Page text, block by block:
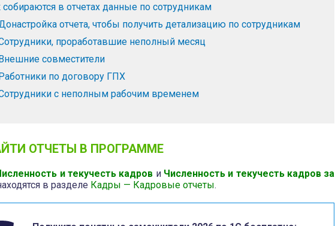
собираются в отчетах данные по сотрудникам
отчета, чтобы получить детализацию по сотрудникам
проработавшие неполный месяц
совместители
по договору ГПХ
с неполным рабочим временем
ОТЧЕТЫ В ПРОГРАММЕ
и текучесть кадров и Численность и текучесть кадров за
в разделе Кадры — Кадровые отчеты.